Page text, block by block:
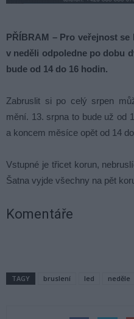
PŘÍBRAM – Pro veřejnost
v neděli odpoledne po dobu
bude od 14 do 16 hodin.
Zabruslit si po celý srpen
mění. 13. srpna to bude už od
a koncem měsíce opět od 14
Vstupné je třicet korun,
Šatna vyjde všechny na pět
Komentáře
TAGY bruslení led neděle